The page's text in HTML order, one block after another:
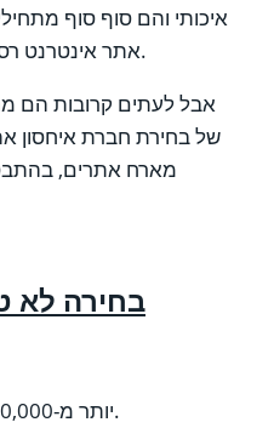
איכותי והם סוף סוף
אתר אינטרנט רספונסיבי (אתר שמותאם למובייל).
אבל לעתים קרובות הם
של בחירת חברת איחסון
מארח אתרים,
בחירה לא
יותר מ-30,000 אתרי אינטרנט נפרצים מדי יום.